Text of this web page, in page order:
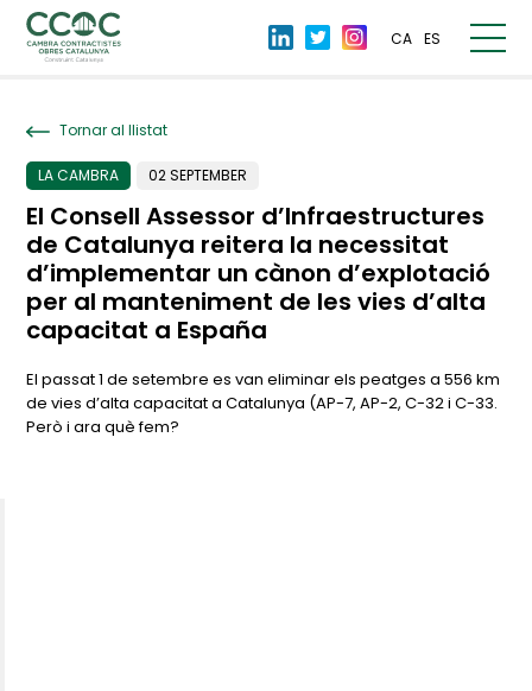
CA ES
Tornar al llistat
LA CAMBRA 02 SEPTEMBER
El Consell Assessor d’Infraestructures
de Catalunya reitera la necessitat
d’implementar un cànon d’explotació
per al manteniment de les vies d’alta
capacitat a España
El passat 1 de setembre es van eliminar els peatges a 556 km
de vies d’alta capacitat a Catalunya (AP-7, AP-2, C-32 i C-33.
Però i ara què fem?